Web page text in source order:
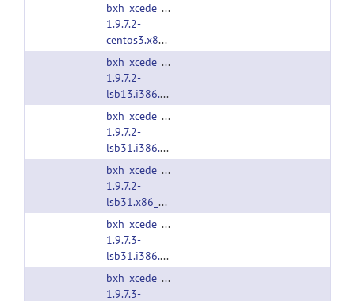
bxh_xcede_tools-
1.9.7.2-
centos3.x86_64.tgz
bxh_xcede_tools-
1.9.7.2-
lsb13.i386.tgz
bxh_xcede_tools-
1.9.7.2-
lsb31.i386.tgz
bxh_xcede_tools-
1.9.7.2-
lsb31.x86_64.tgz
bxh_xcede_tools-
1.9.7.3-
lsb31.i386.tgz
bxh_xcede_tools-
1.9.7.3-